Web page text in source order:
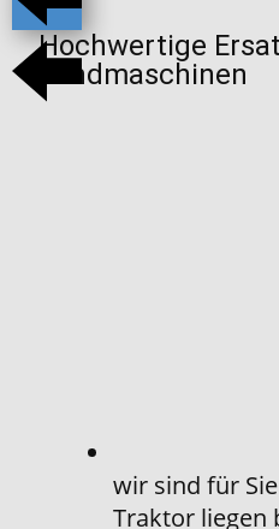
Hochwertige
Landmaschinen
wir sind für
Traktor liegen